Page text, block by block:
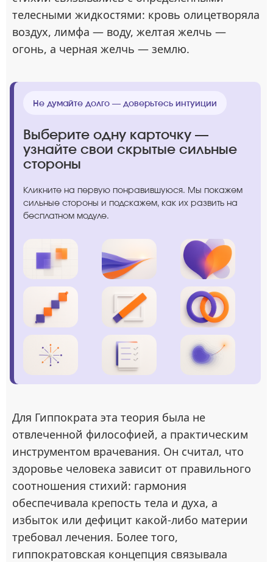
телесными жидкостями: кровь олицетворяла
воздух, лимфа — воду, желтая желчь —
огонь, а черная желчь — землю.
Не думайте долго — доверьтесь интуиции
Выберите одну карточку —
узнайте свои скрытые сильные
стороны
Кликните на первую понравившуюся. Мы покажем
сильные стороны и подскажем, как их развить на
бесплатном модуле.
Для Гиппократа эта теория была не
отвлеченной философией, а практическим
инструментом врачевания. Он считал, что
здоровье человека зависит от правильного
соотношения стихий: гармония
обеспечивала крепость тела и духа, а
избыток или дефицит какой-либо материи
требовал лечения. Более того,
гиппократовская концепция связывала